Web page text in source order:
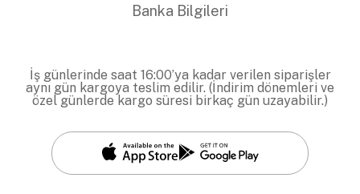
Banka Bilgileri
İş günlerinde saat 16:00’ya kadar verilen siparişler
aynı gün kargoya teslim edilir. (İndirim dönemleri ve
özel günlerde kargo süresi birkaç gün uzayabilir.)